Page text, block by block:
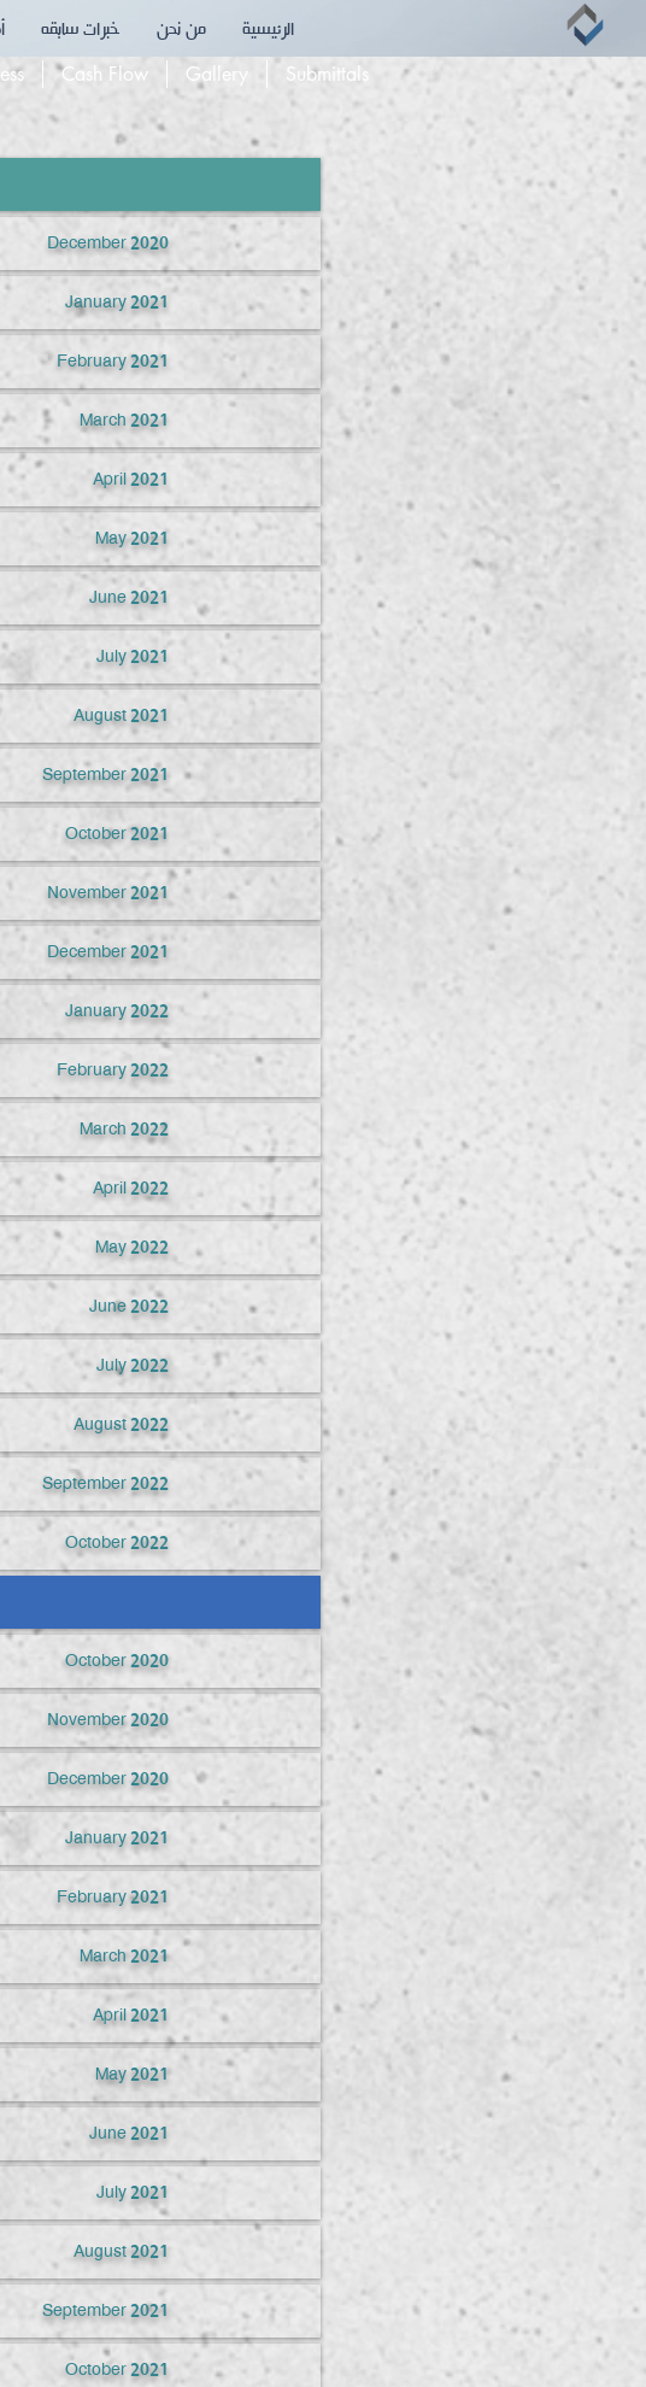
الرئيسية من نحن خبرات سابقه
Cash Flow Gallery Submittals
December 2020
January 2021
February 2021
March 2021
April 2021
May 2021
June 2021
July 2021
August 2021
September 2021
October 2021
November 2021
December 2021
January 2022
February 2022
March 2022
April 2022
May 2022
June 2022
July 2022
August 2022
September 2022
October 2022
October 2020
November 2020
December 2020
January 2021
February 2021
March 2021
April 2021
May 2021
June 2021
July 2021
August 2021
September 2021
October 2021